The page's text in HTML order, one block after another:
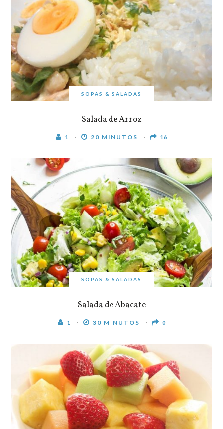
SOPAS & SALADAS
Salada de Arroz
1 20 MINUTOS 16
SOPAS & SALADAS
Salada de Abacate
1 30 MINUTOS 0